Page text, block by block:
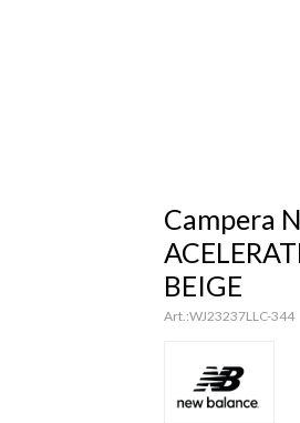
Campera
BEIGE
WJ23237LLC-344